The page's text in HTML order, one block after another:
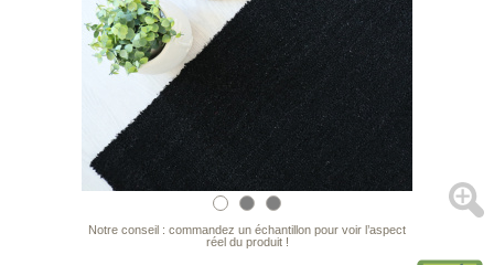
Notre conseil : commandez un échantillon pour voir l’aspect
réel du produit !